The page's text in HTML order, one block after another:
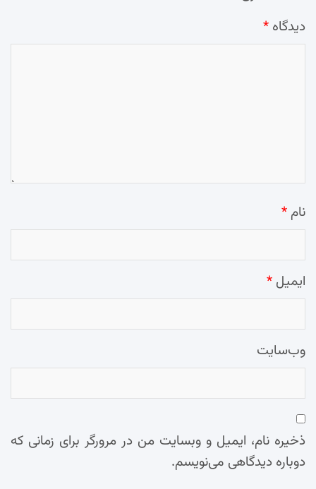
دیدگاه *
نام *
ایمیل *
وب‌سایت
ذخیره نام، ایمیل و وبسایت من در مرورگر برای زمانی که
دوباره دیدگاهی می‌نویسم.